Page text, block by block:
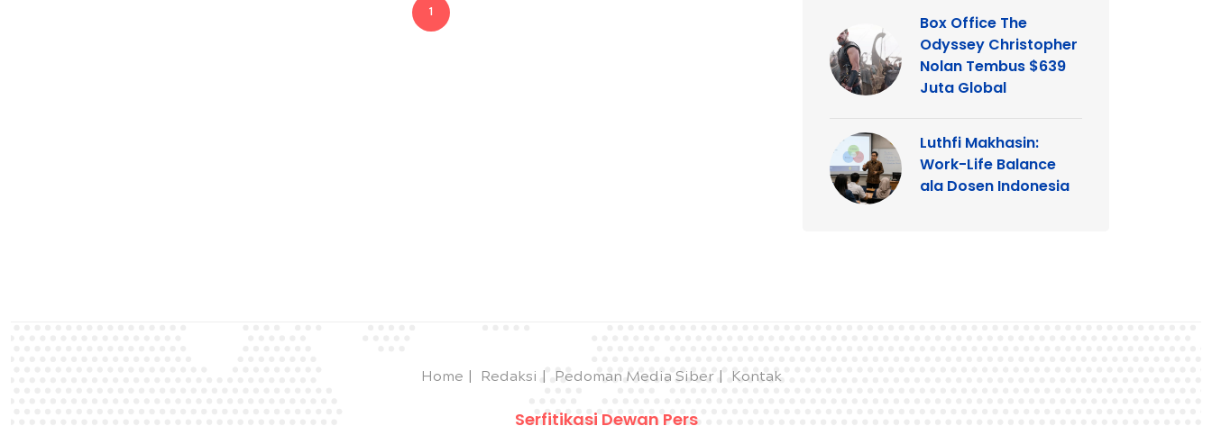
1
Kelurahan Ganting
Box Office The
Odyssey Christopher
Nolan Tembus $639
Juta Global
Luthfi Makhasin:
Work-Life Balance
ala Dosen Indonesia
Home Redaksi Pedoman Media Siber Kontak
Serfitikasi Dewan Pers